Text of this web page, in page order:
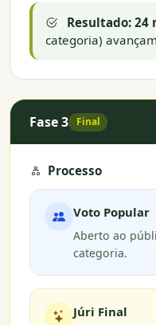
Resultado: 24
categoria)
Fase 3 Final
Processo
Voto Popular
Aberto ao
categoria.
Júri Final